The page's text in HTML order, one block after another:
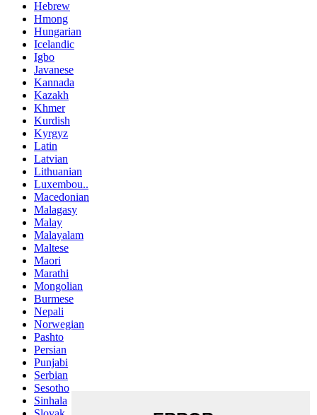
Hebrew
Hmong
Hungarian
Icelandic
Igbo
Javanese
Kannada
Kazakh
Khmer
Kurdish
Kyrgyz
Latin
Latvian
Lithuanian
Luxembou..
Macedonian
Malagasy
Malay
Malayalam
Maltese
Maori
Marathi
Mongolian
Burmese
Nepali
Norwegian
Pashto
Persian
Punjabi
Serbian
Sesotho
Sinhala